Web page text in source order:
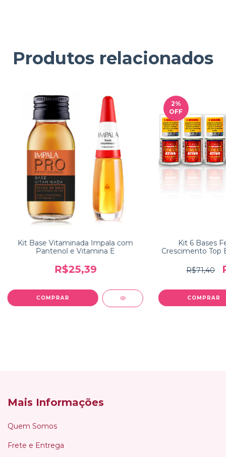
Produtos relacionados
Kit Base Vitaminada Impala com
Pantenol e Vitamina E
R$25,39
2%
OFF
Kit 6 Bases
Crescimento Top
R$71,40
Mais Informações
Quem Somos
Frete e Entrega